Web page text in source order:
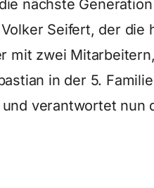
nächste
Seifert, der die
mit zwei
in der 5.
verantwortet nun